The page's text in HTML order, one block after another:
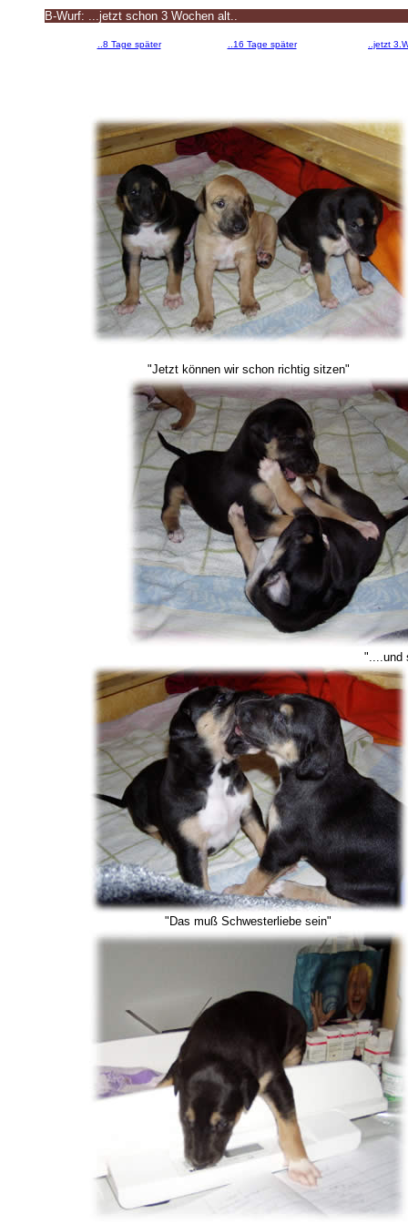
B-Wurf: ...jetzt schon 3 Wochen alt..
..8 Tage später ..16 Tage später ..jetzt
"Jetzt können wir schon richtig sitzen"
"....und
"Das muß Schwesterliebe sein"